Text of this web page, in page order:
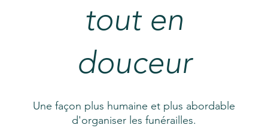
tout en
douceur
Une façon plus humaine et plus abordable
d'organiser les funérailles.